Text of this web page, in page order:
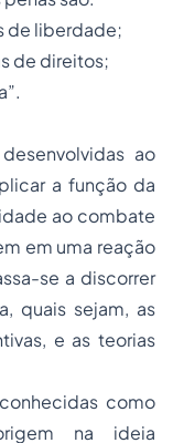
de liberdade;
de direitos;
ao
a função da
ao combate
em uma reação
se a discorrer
quais sejam, as
e as teorias
como
na ideia